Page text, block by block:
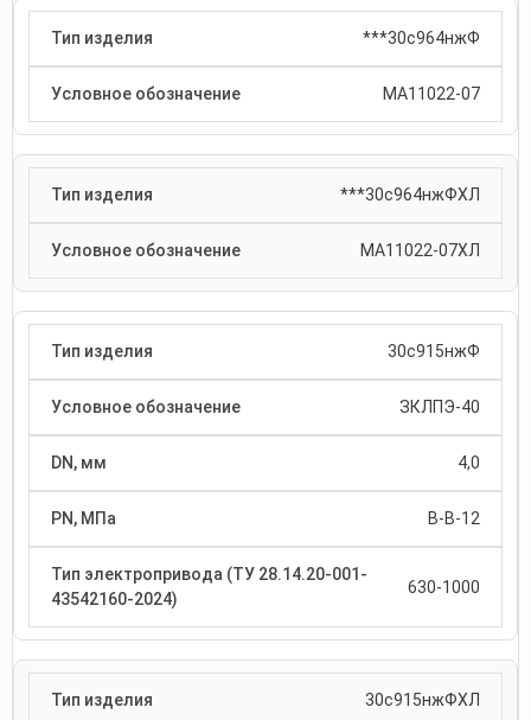
***30с964нжФ
МА11022-07
***30с964нжФХЛ
МА11022-07ХЛ
30с915нжФ
ЗКЛПЭ-40
4,0
В-В-12
630-1000
30с915нжФХЛ